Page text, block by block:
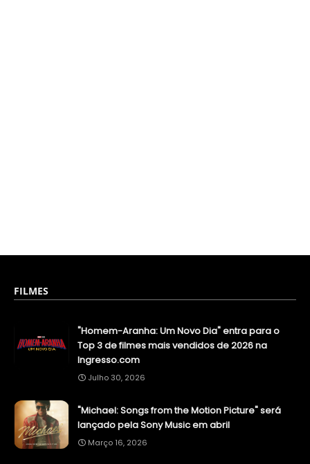
FILMES
"Homem-Aranha: Um Novo Dia" entra para o
Top 3 de filmes mais vendidos de 2026 na
Ingresso.com
Julho 30, 2026
"Michael: Songs from the Motion Picture" será
lançado pela Sony Music em abril
Março 16, 2026